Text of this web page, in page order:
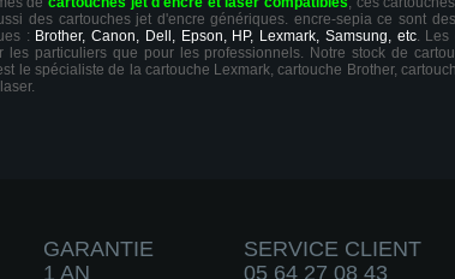
des cartouches jet d'encre génériques. encre-sepia ce sont
: Brother, Canon, Dell, Epson, HP, Lexmark, Samsung, etc. Les
les particuliers que pour les professionnels. Notre stock de
le spécialiste de la cartouche Lexmark, cartouche Brother,
GARANTIE
1 AN
SERVICE CLIENT
05 64 27 08 43